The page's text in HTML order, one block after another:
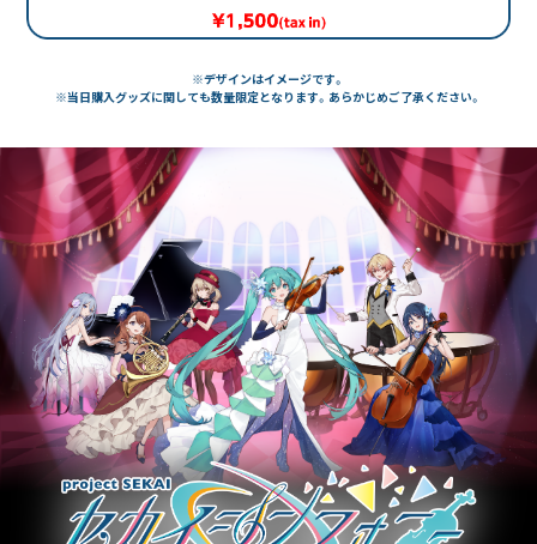
※デザインはイメージです。
※当日購入グッズに関しても数量限定となります。あらかじめご了承ください。